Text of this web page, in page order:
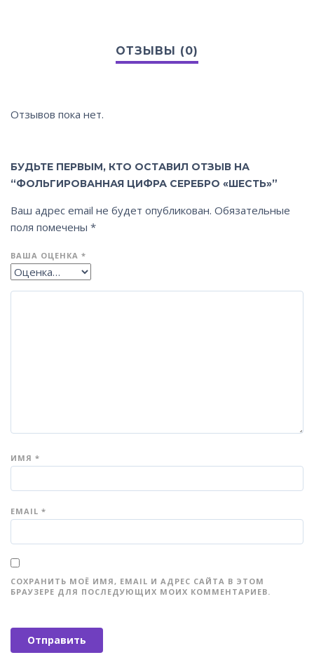
Отзывов пока нет.
БУДЬТЕ ПЕРВЫМ, КТО ОСТАВИЛ ОТЗЫВ НА
“ФОЛЬГИРОВАННАЯ ЦИФРА СЕРЕБРО «ШЕСТЬ»”
Ваш адрес email не будет опубликован. Обязательные
поля помечены *
ВАША ОЦЕНКА *
ИМЯ *
EMAIL *
СОХРАНИТЬ МОЁ ИМЯ, EMAIL И АДРЕС САЙТА В ЭТОМ
БРАУЗЕРЕ ДЛЯ ПОСЛЕДУЮЩИХ МОИХ КОММЕНТАРИЕВ.